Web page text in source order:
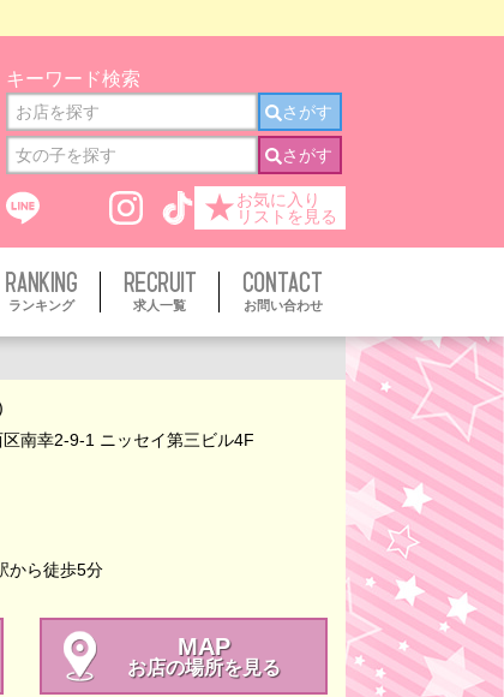
キーワード検索
さがす
さがす
★お気に入り
リストを見る
ランキング 求人一覧 お問い合わせ
南幸2-9-1 ニッセイ第三ビル4F
から徒歩5分
MAP
お店の場所を見る